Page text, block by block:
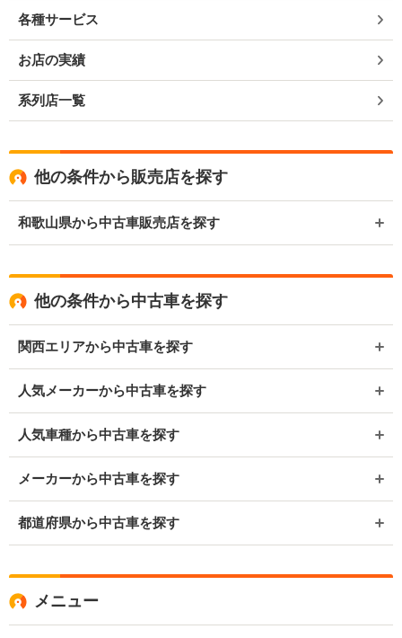
各種サービス
お店の実績
系列店一覧
他の条件から販売店を探す
和歌山県から中古車販売店を探す
他の条件から中古車を探す
関西エリアから中古車を探す
人気メーカーから中古車を探す
人気車種から中古車を探す
メーカーから中古車を探す
都道府県から中古車を探す
メニュー